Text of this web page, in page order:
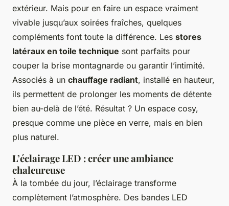
extérieur. Mais pour en faire un espace vraiment
vivable jusqu’aux soirées fraîches, quelques
compléments font toute la différence. Les stores
latéraux en toile technique sont parfaits pour
couper la brise montagnarde ou garantir l’intimité.
Associés à un chauffage radiant, installé en hauteur,
ils permettent de prolonger les moments de détente
bien au-delà de l’été. Résultat ? Un espace cosy,
presque comme une pièce en verre, mais en bien
plus naturel.
L’éclairage LED : créer une ambiance
chaleureuse
À la tombée du jour, l’éclairage transforme
complètement l’atmosphère. Des bandes LED